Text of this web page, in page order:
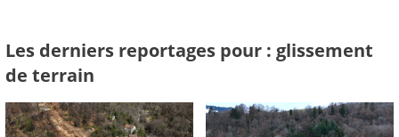
Les derniers reportages pour : glissement
de terrain